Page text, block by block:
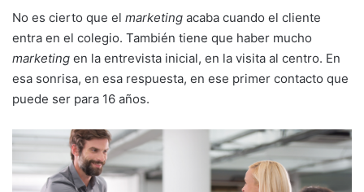
No es cierto que el marketing acaba cuando el cliente
entra en el colegio. También tiene que haber mucho
marketing en la entrevista inicial, en la visita al centro. En
esa sonrisa, en esa respuesta, en ese primer contacto que
puede ser para 16 años.